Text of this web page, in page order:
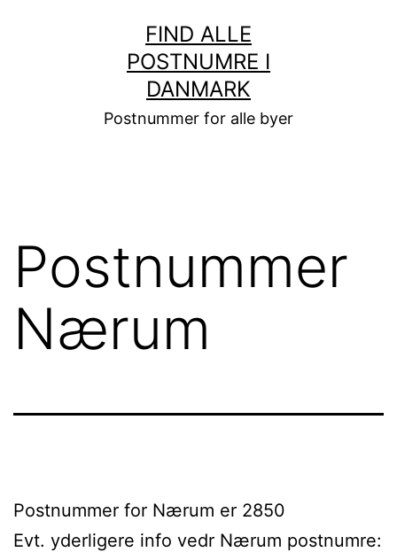
FIND ALLE
POSTNUMRE I
DANMARK
Postnummer for alle byer
Postnummer
Nærum
Postnummer for Nærum er 2850
Evt. yderligere info vedr Nærum postnumre: